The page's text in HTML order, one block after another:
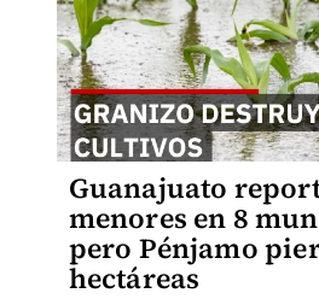
Guanajuato
menores en 8
pero Pénjamo
hectáreas